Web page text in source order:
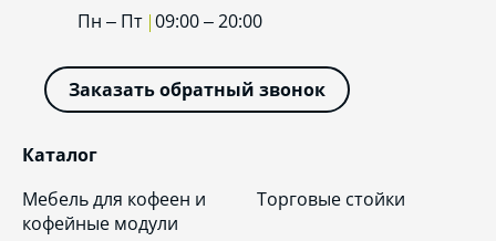
Каталог
Мебель для кофеен и
кофейные модули
Торговые стойки
Пн – Пт 09:00 – 20:00
Заказать обратный звонок